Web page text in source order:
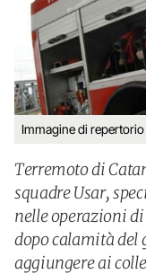
Immagine di repertorio
Terremoto di
squadre Usar,
nelle operazioni
dopo calamità del
aggiungere ai